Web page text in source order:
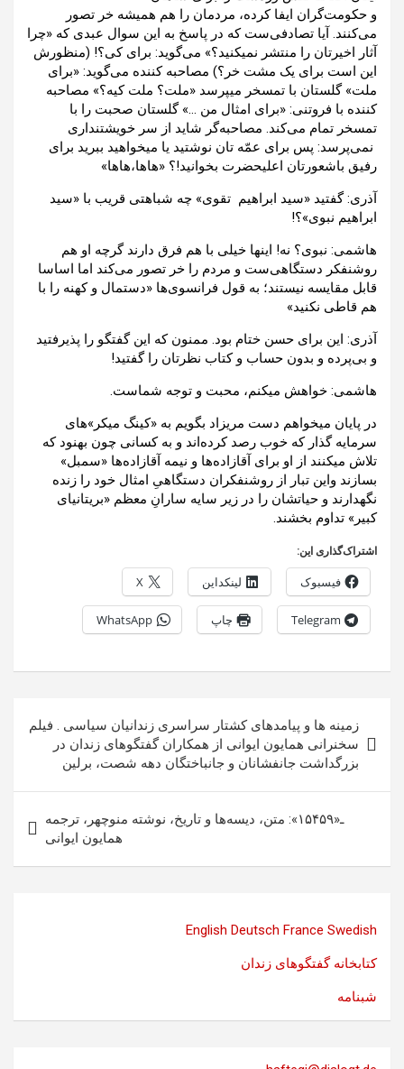
و حکومت‌گران ایفا کرده، مردمان را هم همیشه خر تصور
می‌کنند. آیا تصادفی‌ست که در پاسخ به این سوال عبدی که «چرا
آثار اخیرتان را منتشر نمیکنید؟» می‌گوید: برای کی؟! (منظورش
این است برای یک مشت خر؟) مصاحبه کننده می‌گوید: «برای
ملت» گلستان با تمسخر میپرسد «ملت؟ ملت کیه؟» مصاحبه
کننده با فروتنی: «برای امثال من …» گلستان صحبت را با
تمسخر تمام می‌کند. مصاحبه‌گر شاید از سر خویشتنداری
نمی‌پرسد: پس برای عمّه تان نوشتید یا میخواهید ببرید برای
رفیق باشعورتان اعلیحضرت بخوانید!؟ «هاها،هاها»
آذری: گفتید «سید ابراهیم تقوی» چه شباهتی قریب با «سید
ابراهیم نبوی»؟!
هاشمی: نبوی؟ نه! اینها خیلی با هم فرق دارند گرچه او هم
روشنفکر دستگاهی‌ست و مردم را خر تصور می‌کند اما اساسا
قابل مقایسه نیستند؛ به قول فرانسوی‌ها «دستمال و کهنه را با
هم قاطی نکنید»
آذری‌: این برای حسن ختام بود. ممنون که این گفتگو را پذیرفتید
و بی‌پرده و بدون حساب و کتاب نظرتان را گفتید!
هاشمی: خواهش میکنم، محبت و توجه شماست.
در پایان میخواهم دست مریزاد بگویم به «کینگ میکر»های
سرمایه گذار که خوب رصد کرده‌اند و به کسانی چون بهنود که
تلاش میکنند از او برای آقازاده‌ها و نیمه آقازاده‌ها «سمبل»
بسازند واین تبار از روشنفکران دستگاهیِ امثال خود را زنده
نگهدارند و حیاتشان را در زیر سایه سارانِ معظم «بریتانیای
کبیر» تداوم بخشند.
اشتراک‌گذاری این:
فیسبوک لینکداین X
Telegram چاپ WhatsApp
نوشته
زمینه ها و پیامدهای کشتار سراسری زندانیان سیاسی . فیلم
سخنرانی همایون ایوانی از همکاران گفتگوهای زندان در
بزرگداشت جانفشانان و جانباختگان دهه شصت، برلین
ـ«۱۵۴۵۹»: متن، دیسه‌ها و تاریخ، نوشته منوچهر، ترجمه
همایون ایوانی
English Deutsch France Swedish
کتابخانه گفتگوهای زندان
شبنامه